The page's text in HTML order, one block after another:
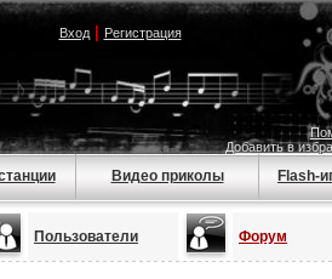
Вход| Регистрация
Добавить в
Видео приколы Flash-
Пользователи Форум